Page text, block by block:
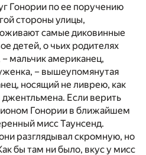
Гонории по ее поручению
стороны улицы,
самые диковинные
детей, о чьих родителях
мальчик американец,
– вышеупомянутая
носящий не ливрею, как
джентльмена. Если верить
Гонории в ближайшем
мисс Таунсенд.
разглядывал скромную, но
бы там ни было, вкус у мисс